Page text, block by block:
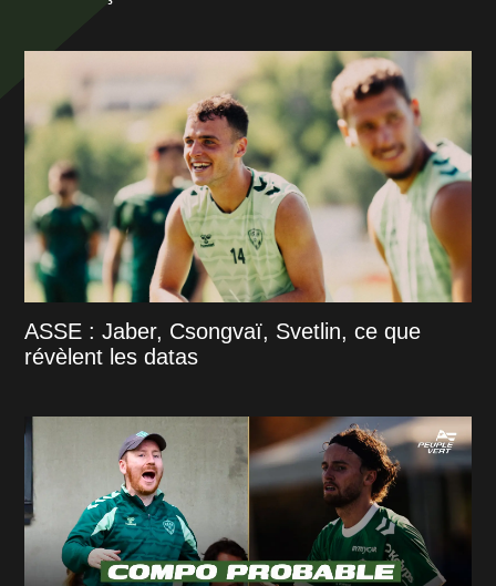
ASSE : Jaber, Csongvaï, Svetlin, ce que
révèlent les datas